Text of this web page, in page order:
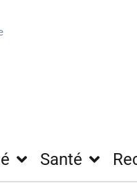
Santé